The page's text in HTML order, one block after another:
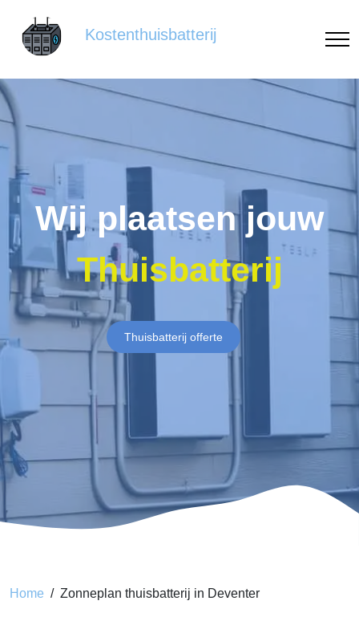
Kostenthuisbatterij
Wij plaatsen jouw
Thuisbatterij
Thuisbatterij offerte
Home Zonneplan thuisbatterij in Deventer